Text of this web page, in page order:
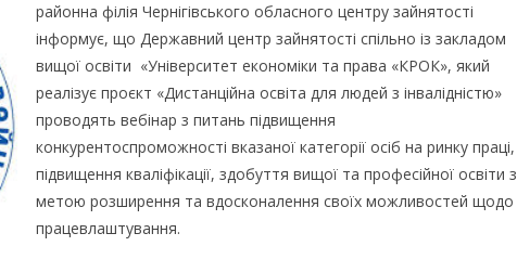
районна філія Чернігівського обласного центру зайнятості
інформує, що Державний центр зайнятості спільно із закладом
вищої освіти «Університет економіки та права «КРОК», який
реалізує проєкт «Дистанційна освіта для людей з інвалідністю»
проводять вебінар з питань підвищення
конкурентоспроможності вказаної категорії осіб на ринку праці,
підвищення кваліфікації, здобуття вищої та професійної освіти з
метою розширення та вдосконалення своїх можливостей щодо
працевлаштування.